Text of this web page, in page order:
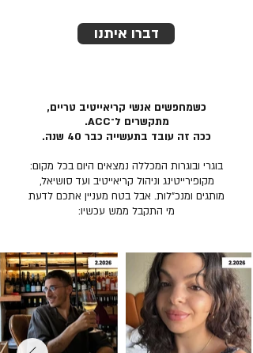
דברו איתנו
כשמחפשים אנשי קריאייטיב טריים,
מתקשרים ל־ACC.
ככה זה עובד בתעשייה כבר 40 שנה.
בוגרי ובוגרות המכללה נמצאים היום בכל מקום:
מקופירייטינג וניהול קריאייטיב ועד סושיאל,
מותגים ומנכ״לות. אבל בטח מעניין אתכם לדעת
מי התקבל ממש עכשיו: